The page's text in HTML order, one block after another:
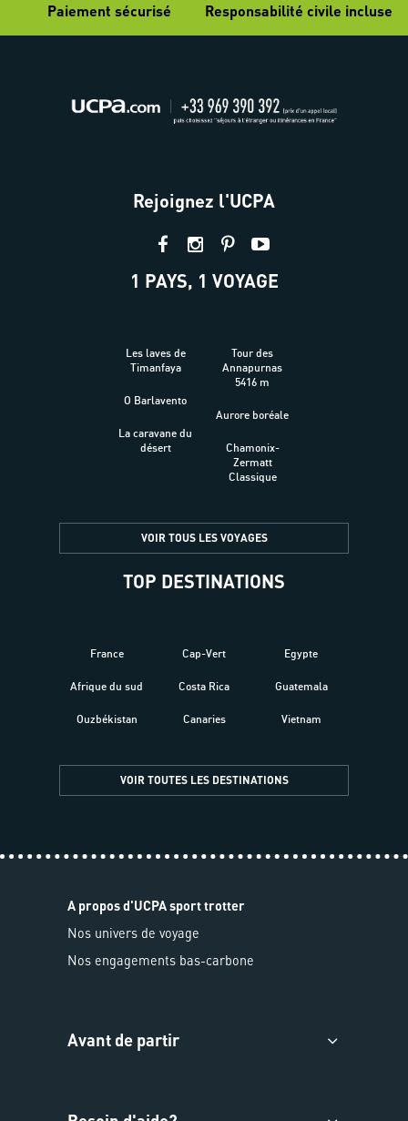
Paiement sécurisé Responsabilité civile incluse
Rejoignez l'UCPA
1 PAYS, 1 VOYAGE
Les laves de
Timanfaya
O Barlavento
La caravane du
désert
Tour des
Annapurnas
5416 m
Aurore boréale
Chamonix-
Zermatt
Classique
VOIR TOUS LES VOYAGES
TOP DESTINATIONS
France
Afrique du sud
Ouzbékistan
Cap-Vert
Costa Rica
Canaries
Egypte
Guatemala
Vietnam
VOIR TOUTES LES DESTINATIONS
A propos d'UCPA sport trotter
Nos univers de voyage
Nos engagements bas-carbone
Avant de partir